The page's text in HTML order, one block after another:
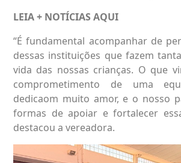
LEIA + NOTÍCIAS AQUI
“É fundamental acompanhar de
dessas instituições que fazem
vida das nossas crianças. O que
comprometimento de uma
dedicaom muito amor, e o nosso
formas de apoiar e fortalecer
destacou a vereadora.